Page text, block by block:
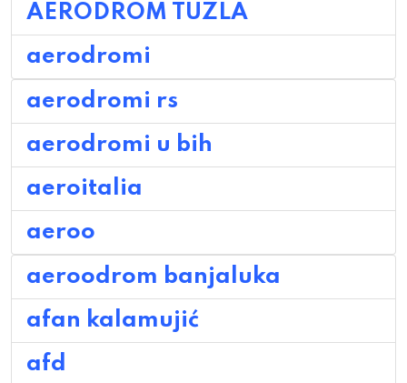
AERODROM TUZLA
aerodromi
aerodromi rs
aerodromi u bih
aeroitalia
aeroo
aeroodrom banjaluka
afan kalamujić
afd